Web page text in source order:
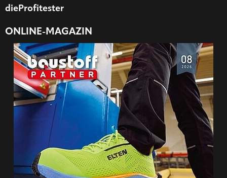
dieProfitester
ONLINE-MAGAZIN